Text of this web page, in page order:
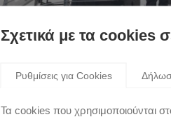
Σχετικά με τα cookies
Ρυθμίσεις για Cookies
Τα cookies που χρησιμοποιούνται